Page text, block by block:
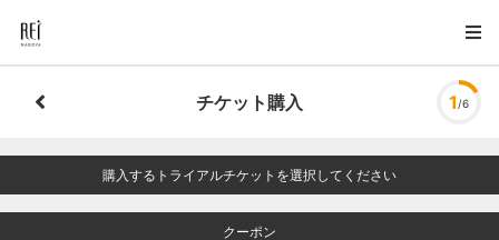
チケット購入 1 /6
購入するトライアルチケットを選択してください
クーポン